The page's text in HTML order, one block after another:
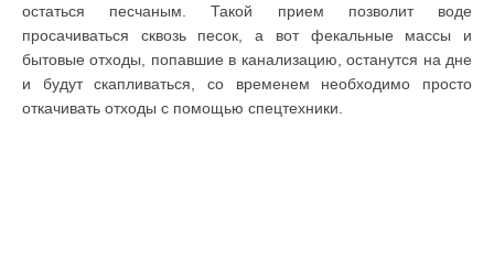
остаться песчаным. Такой прием позволит воде
просачиваться сквозь песок, а вот фекальные массы и
бытовые отходы, попавшие в канализацию, останутся на дне
и будут скапливаться, со временем необходимо просто
откачивать отходы с помощью спецтехники.